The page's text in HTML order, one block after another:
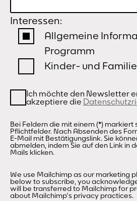
Interessen:
Allgemeine
Programm
Kinder- und
Ich möchte den Newsletter erhalten und
akzeptiere die
Bei Feldern die mit einem (*) markiert
Pflichtfelder. Nach Absenden des
E-Mail mit Bestätigungslink. Sie
abmelden, indem Sie auf den Link in
Mails klicken.
We use Mailchimp as our marketing
below to subscribe, you
will be transferred to Mailchimp for
about Mailchimp's privacy practices.